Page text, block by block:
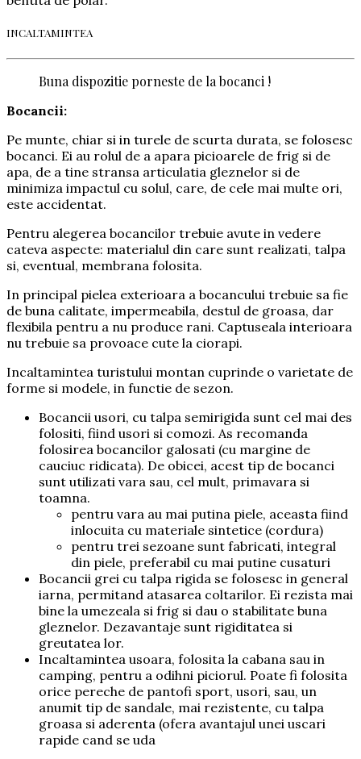
INCALTAMINTEA
Buna dispozitie porneste de la bocanci !
Bocancii:
Pe munte, chiar si in turele de scurta durata, se folosesc
bocanci. Ei au rolul de a apara picioarele de frig si de
apa, de a tine stransa articulatia gleznelor si de
minimiza impactul cu solul, care, de cele mai multe ori,
este accidentat.
Pentru alegerea bocancilor trebuie avute in vedere
cateva aspecte: materialul din care sunt realizati, talpa
si, eventual, membrana folosita.
In principal pielea exterioara a bocancului trebuie sa fie
de buna calitate, impermeabila, destul de groasa, dar
flexibila pentru a nu produce rani. Captuseala interioara
nu trebuie sa provoace cute la ciorapi.
Incaltamintea turistului montan cuprinde o varietate de
forme si modele, in functie de sezon.
Bocancii usori, cu talpa semirigida sunt cel mai des
folositi, fiind usori si comozi. As recomanda
folosirea bocancilor galosati (cu margine de
cauciuc ridicata). De obicei, acest tip de bocanci
sunt utilizati vara sau, cel mult, primavara si
toamna.
pentru vara au mai putina piele, aceasta fiind
inlocuita cu materiale sintetice (cordura)
pentru trei sezoane sunt fabricati, integral
din piele, preferabil cu mai putine cusaturi
Bocancii grei cu talpa rigida se folosesc in general
iarna, permitand atasarea coltarilor. Ei rezista mai
bine la umezeala si frig si dau o stabilitate buna
gleznelor. Dezavantaje sunt rigiditatea si
greutatea lor.
Incaltamintea usoara, folosita la cabana sau in
camping, pentru a odihni piciorul. Poate fi folosita
orice pereche de pantofi sport, usori, sau, un
anumit tip de sandale, mai rezistente, cu talpa
groasa si aderenta (ofera avantajul unei uscari
rapide cand se uda